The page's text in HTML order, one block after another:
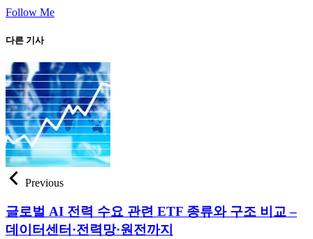
Follow Me
다른 기사
Previous
글로벌 AI 전력 수요 관련 ETF 종류와 구조 비교 –
데이터센터·전력망·원전까지